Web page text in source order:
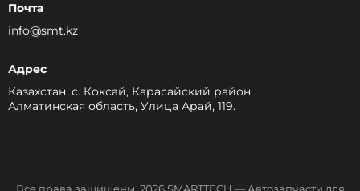
Почта
info@smt.kz
Адрес
Казахстан. с. Коксай, Карасайский район,
Алматинская область, Улица Арай, 119.